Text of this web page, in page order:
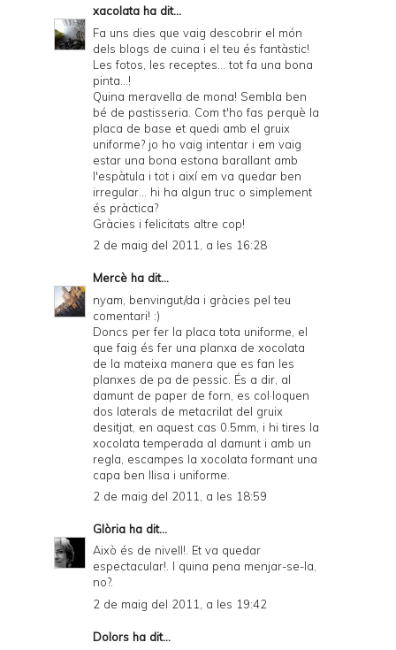
xacolata ha dit...
Fa uns dies que vaig descobrir el món
dels blogs de cuina i el teu és fantàstic!
Les fotos, les receptes... tot fa una bona
pinta...!
Quina meravella de mona! Sembla ben
bé de pastisseria. Com t'ho fas perquè la
placa de base et quedi amb el gruix
uniforme? jo ho vaig intentar i em vaig
estar una bona estona barallant amb
l'espàtula i tot i així em va quedar ben
irregular... hi ha algun truc o simplement
és pràctica?
Gràcies i felicitats altre cop!
2 de maig del 2011, a les 16:28
Mercè ha dit...
nyam, benvingut/da i gràcies pel teu
comentari! :)
Doncs per fer la placa tota uniforme, el
que faig és fer una planxa de xocolata
de la mateixa manera que es fan les
planxes de pa de pessic. És a dir, al
damunt de paper de forn, es col·loquen
dos laterals de metacrilat del gruix
desitjat, en aquest cas 0.5mm, i hi tires la
xocolata temperada al damunt i amb un
regla, escampes la xocolata formant una
capa ben llisa i uniforme.
2 de maig del 2011, a les 18:59
Glòria ha dit...
Això és de nivell!. Et va quedar
espectacular!. I quina pena menjar-se-la,
no?.
2 de maig del 2011, a les 19:42
Dolors ha dit...